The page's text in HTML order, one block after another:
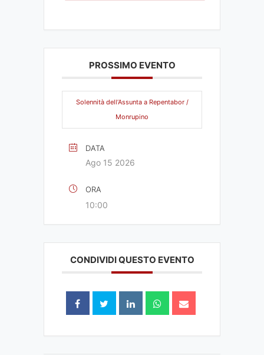
PROSSIMO EVENTO
Solennità dell’Assunta a Repentabor /
Monrupino
DATA
Ago 15 2026
ORA
10:00
CONDIVIDI QUESTO EVENTO